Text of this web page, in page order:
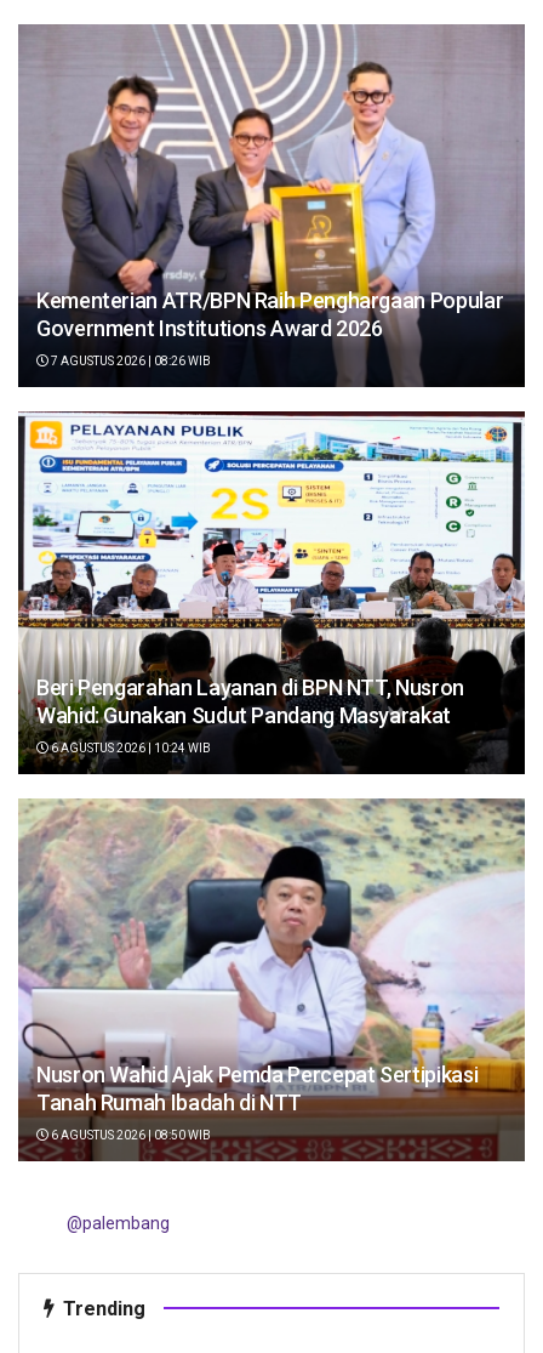
Kementerian ATR/BPN Raih Penghargaan Popular
Government Institutions Award 2026
7 AGUSTUS 2026 | 08:26 WIB
Beri Pengarahan Layanan di BPN NTT, Nusron
Wahid: Gunakan Sudut Pandang Masyarakat
6 AGUSTUS 2026 | 10:24 WIB
Nusron Wahid Ajak Pemda Percepat Sertipikasi
Tanah Rumah Ibadah di NTT
6 AGUSTUS 2026 | 08:50 WIB
@palembang
Trending